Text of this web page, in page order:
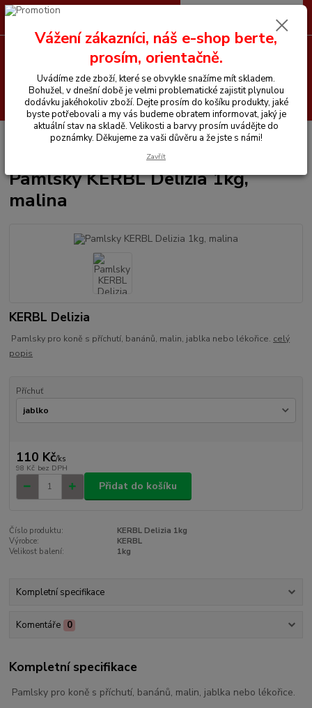
Hledat
+420 605 255 500 0 Kč
Vitamíny a krmiva pro koně Pamlsky a lizy
Pamlsky KERBL
Pamlsky KERBL Delizia 1kg,
malina
KERBL Delizia
Pamlsky pro koně s příchutí, banánů, malin, jablka nebo lékořice. celý
popis
Příchuť
110 Kč/ks
98 Kč bez DPH
Přidat do košíku
Číslo produktu:
KERBL Delizia 1kg
Výrobce:
KERBL
Velikost balení:
1kg
Kompletní specifikace
Komentáře 0
Kompletní specifikace
Pamlsky pro koně s příchutí, banánů, malin, jablka nebo lékořice.
Vážení zákazníci, náš e-shop berte,
prosím, orientačně.
Uvádíme zde zboží, které se obvykle snažíme mít skladem.
Bohužel, v dnešní době je velmi problematické zajistit plynulou
dodávku jakéhokoliv zboží. Dejte prosím do košíku produkty, jaké
byste potřebovali a my vás budeme obratem informovat, jaký je
aktuální stav na skladě. Velikosti a barvy prosím uvádějte do
poznámky. Děkujeme za vaši důvěru a že jste s námi!
Zavřít